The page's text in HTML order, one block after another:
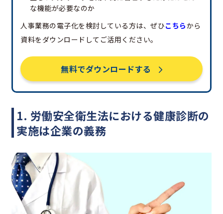
な機能が必要なのか
人事業務の電子化を検討している方は、ぜひこちらから
資料をダウンロードしてご活用ください。
無料でダウンロードする
1. 労働安全衛生法における健康診断の
実施は企業の義務